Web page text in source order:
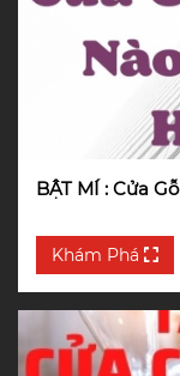
Khám Phá